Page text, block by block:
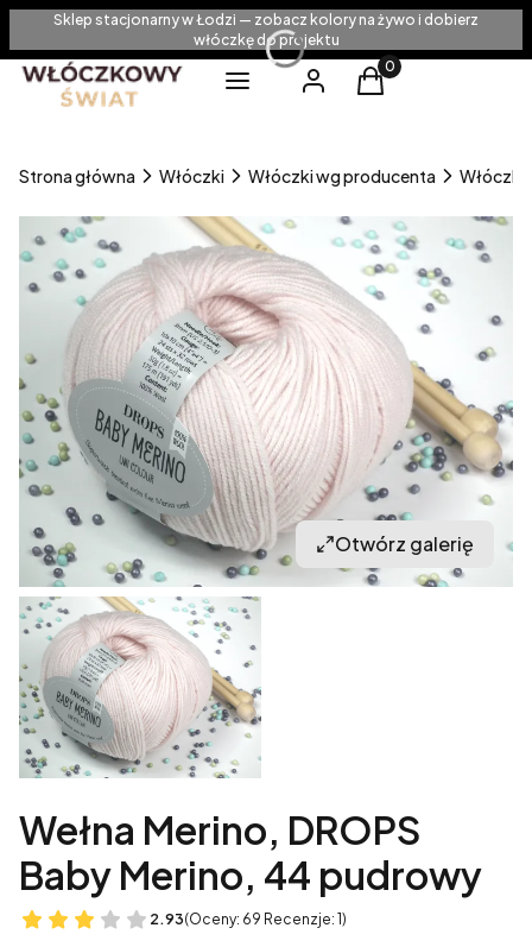
Sklep stacjonarny w Łodzi — zobacz kolory na żywo i dobierz
włóczkę do projektu
Menu
Zaloguj sięProdukty w
Koszyk
Strona główna Włóczki Włóczki wg producenta Włóczki
Otwórz galerię
Wełna Merino, DROPS
Baby Merino, 44 pudrowy
2.93(Oceny: 69 Recenzje: 1)